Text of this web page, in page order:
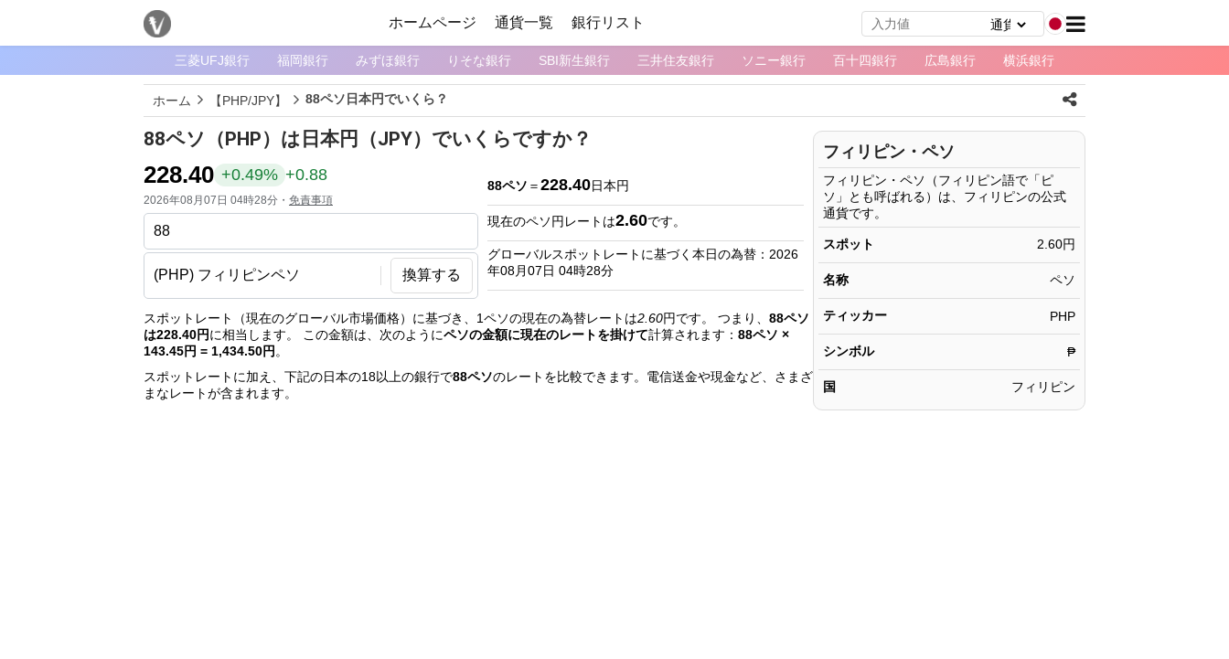
ホームページ 通貨一覧 銀行リスト
三菱UFJ銀行 福岡銀行 みずほ銀行 りそな銀行 SBI新生銀行 三井住友銀行 ソニー銀行 百十四銀行 広島銀行 横浜銀行
ホーム 【PHP/JPY】 88ペソ日本円でいくら？
88ペソ（PHP）は日本円（JPY）でいくらですか？
228.40 +0.49% +0.88
2026年08月07日 04時28分・ 免責事項
換算する
88ペソ ＝228.40日本円
現在のペソ円レートは2.60です。
グローバルスポットレートに基づく本日の為替：2026
年08月07日 04時28分
スポットレート（現在のグローバル市場価格）に基づき、1ペソの現在の為替レートは2.60円です。 つまり、 88ペソ
は228.40円に相当します。 この金額は、次のようにペソの金額に現在のレートを掛けて計算されます： 88ペソ ×
143.45円 = 1,434.50円 。
スポットレートに加え、下記の日本の18以上の銀行で88ペソのレートを比較できます。電信送金や現金など、さまざ
まなレートが含まれます。
フィリピン・ペソ
フィリピン・ペソ（フィリピン語で「ピ
ソ」とも呼ばれる）は、フィリピンの公式
通貨です。
スポット 2.60円
名称 ペソ
ティッカー PHP
シンボル ₱
国 フィリピン